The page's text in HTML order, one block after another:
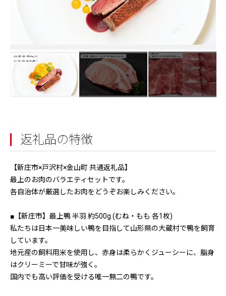
返礼品の特徴
【新庄市×戸沢村×金山町 共通返礼品】
最上のお肉のバラエティセットです。
各自治体が厳選したお肉をどうぞお楽しみください。
■【新庄市】最上鴨 半羽 約500g (むね・もも 各1枚)
私たちは日本一美味しい鴨を目指して山形県の大蔵村で鴨を飼育
しています。
地元産の飼料用米を使用し、赤身は柔らかくジューシーに、脂身
はクリーミーで甘味が強く。
国内でも高い評価を受ける唯一無二の鴨です。